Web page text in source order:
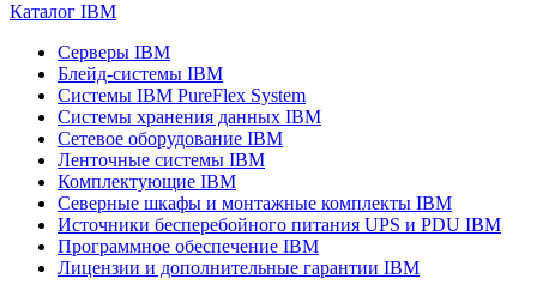
Каталог IBM
Серверы IBM
Блейд-системы IBM
Системы IBM PureFlex System
Системы хранения данных IBM
Сетевое оборудование IBM
Ленточные системы IBM
Комплектующие IBM
Северные шкафы и монтажные комплекты IBM
Источники бесперебойного питания UPS и PDU IBM
Программное обеспечение IBM
Лицензии и дополнительные гарантии IBM